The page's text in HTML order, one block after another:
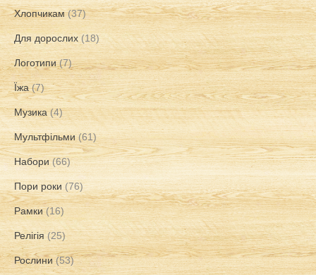
Хлопчикам (37)
Для дорослих (18)
Логотипи (7)
Їжа (7)
Музика (4)
Мультфільми (61)
Набори (66)
Пори роки (76)
Рамки (16)
Релігія (25)
Рослини (53)